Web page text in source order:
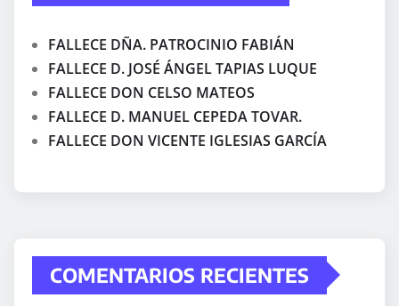
FALLECE DÑA. PATROCINIO FABIÁN
FALLECE D. JOSÉ ÁNGEL TAPIAS LUQUE
FALLECE DON CELSO MATEOS
FALLECE D. MANUEL CEPEDA TOVAR.
FALLECE DON VICENTE IGLESIAS GARCÍA
COMENTARIOS RECIENTES